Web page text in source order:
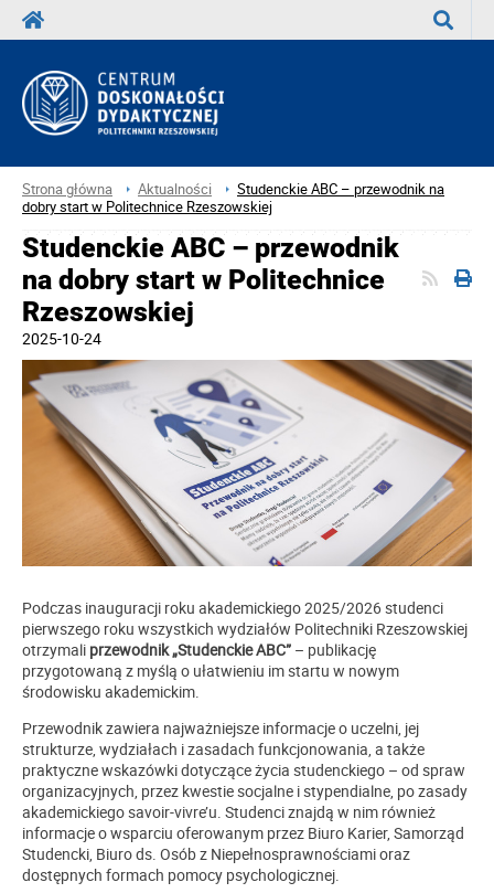
Strona główna Aktualności
Studenckie ABC – przewodnik na
dobry start w Politechnice Rzeszowskiej
Studenckie ABC – przewodnik
na dobry start w Politechnice
Rzeszowskiej
2025-10-24
Podczas inauguracji roku akademickiego 2025/2026 studenci
pierwszego roku wszystkich wydziałów Politechniki Rzeszowskiej
otrzymali przewodnik „Studenckie ABC” – publikację
przygotowaną z myślą o ułatwieniu im startu w nowym
środowisku akademickim.
Przewodnik zawiera najważniejsze informacje o uczelni, jej
strukturze, wydziałach i zasadach funkcjonowania, a także
praktyczne wskazówki dotyczące życia studenckiego – od spraw
organizacyjnych, przez kwestie socjalne i stypendialne, po zasady
akademickiego savoir-vivre’u. Studenci znajdą w nim również
informacje o wsparciu oferowanym przez Biuro Karier, Samorząd
Studencki, Biuro ds. Osób z Niepełnosprawnościami oraz
dostępnych formach pomocy psychologicznej.